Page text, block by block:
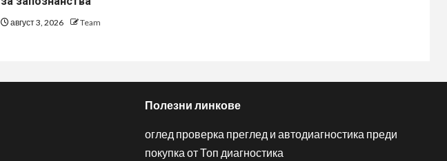
август 3, 2026 Team
Полезни линкове
оглед проверка преглед и автодиагностика преди
покупка от Топ диагностика